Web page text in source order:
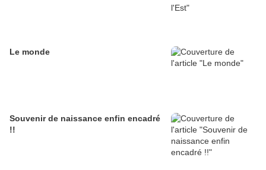
Le monde
Souvenir de naissance enfin encadré
!!